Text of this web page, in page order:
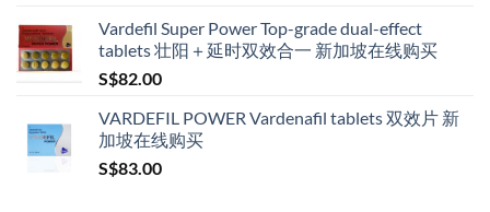
Vardefil Super Power Top-grade dual-effect
tablets 壮阳＋延时双效合一 新加坡在线购买
S$82.00
VARDEFIL POWER Vardenafil tablets 双效片 新
加坡在线购买
S$83.00